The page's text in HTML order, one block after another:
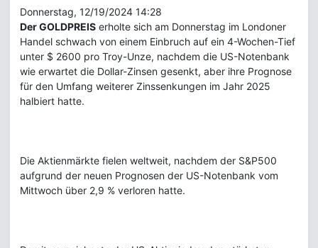
Donnerstag, 12/19/2024 14:28
Der GOLDPREIS erholte sich am Donnerstag im Londoner
Handel schwach von einem Einbruch auf ein 4-Wochen-Tief
unter $ 2600 pro Troy-Unze, nachdem die US-Notenbank
wie erwartet die Dollar-Zinsen gesenkt, aber ihre Prognose
für den Umfang weiterer Zinssenkungen im Jahr 2025
halbiert hatte.
Die Aktienmärkte fielen weltweit, nachdem der S&P500
aufgrund der neuen Prognosen der US-Notenbank vom
Mittwoch über 2,9 % verloren hatte.